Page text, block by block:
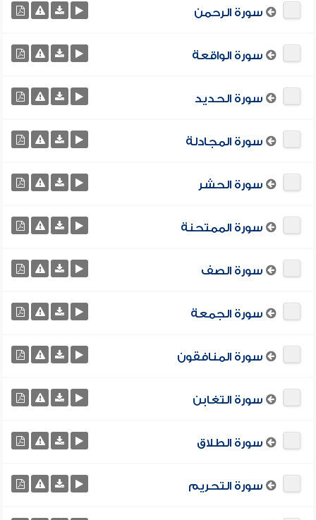
سورة الرحمن
سورة الواقعة
سورة الحديد
سورة المجادلة
سورة الحشر
سورة الممتحنة
سورة الصف
سورة الجمعة
سورة المنافقون
سورة التغابن
سورة الطلاق
سورة التحريم